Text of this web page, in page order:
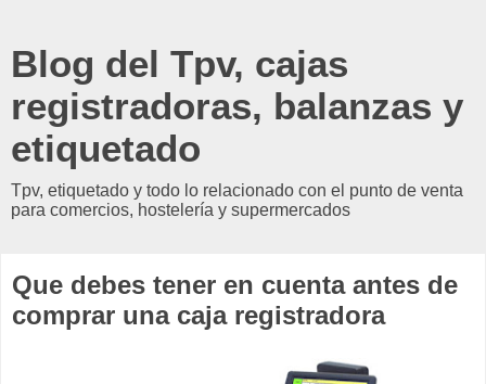
Blog del Tpv, cajas
registradoras, balanzas y
etiquetado
Tpv, etiquetado y todo lo relacionado con el punto de venta
para comercios, hostelería y supermercados
Que debes tener en cuenta antes de
comprar una caja registradora